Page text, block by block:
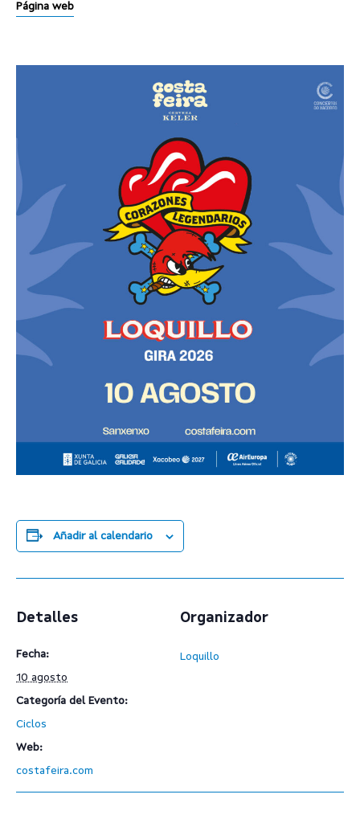
Página web
Añadir al calendario
Detalles
Fecha:
10 agosto
Categoría del Evento:
Ciclos
Web:
costafeira.com
Organizador
Loquillo